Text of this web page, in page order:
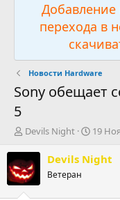
Добавление
перехода в
Новости Hardware
Sony обещает
5
А
т
о
р
т
Devils Night
Д
т
а
19
Devils Night
Ветеран